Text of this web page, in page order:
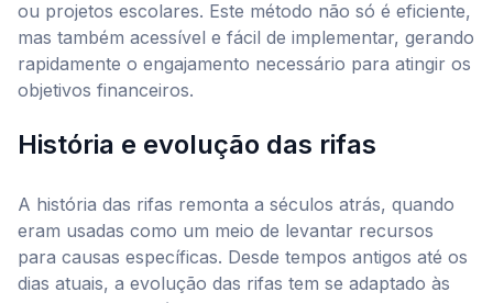
ou projetos escolares. Este método não só é eficiente,
mas também acessível e fácil de implementar, gerando
rapidamente o engajamento necessário para atingir os
objetivos financeiros.
História e evolução das rifas
A história das rifas remonta a séculos atrás, quando
eram usadas como um meio de levantar recursos
para causas específicas. Desde tempos antigos até os
dias atuais, a evolução das rifas tem se adaptado às